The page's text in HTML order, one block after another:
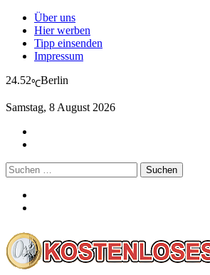
Über uns
Hier werben
Tipp einsenden
Impressum
24.52℃Berlin
Samstag, 8 August 2026
Suchen
nach: